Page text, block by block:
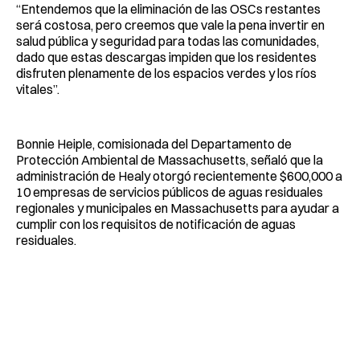
“Entendemos que la eliminación de las OSCs restantes
será costosa, pero creemos que vale la pena invertir en
salud pública y seguridad para todas las comunidades,
dado que estas descargas impiden que los residentes
disfruten plenamente de los espacios verdes y los ríos
vitales”.
Bonnie Heiple, comisionada del Departamento de
Protección Ambiental de Massachusetts, señaló que la
administración de Healy otorgó recientemente $600,000 a
10 empresas de servicios públicos de aguas residuales
regionales y municipales en Massachusetts para ayudar a
cumplir con los requisitos de notificación de aguas
residuales.